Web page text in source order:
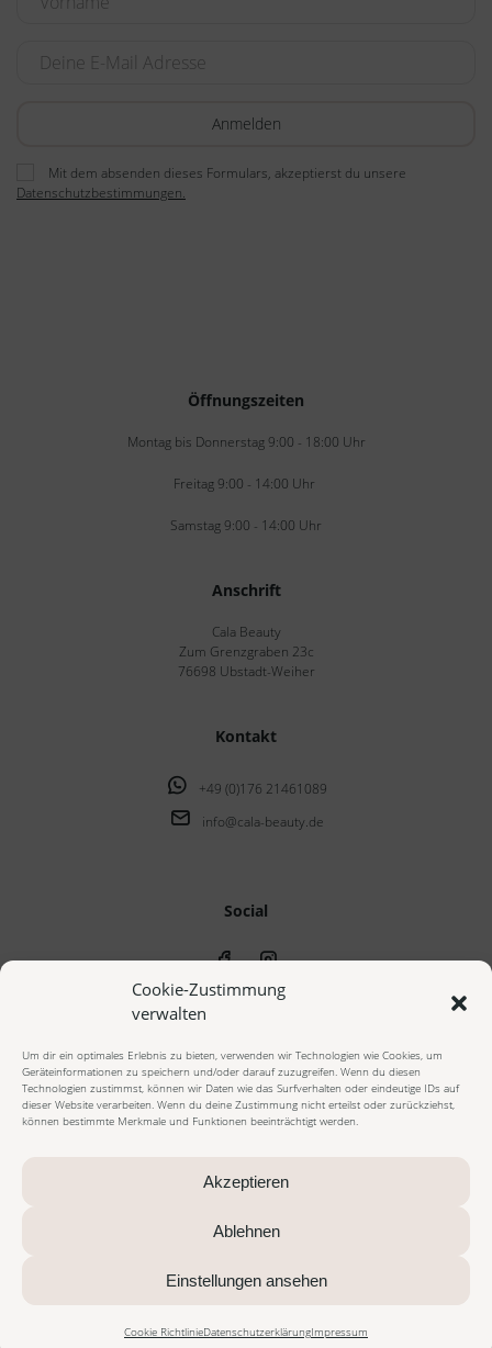
Cookie-Zustimmung
verwalten
Um dir ein optimales Erlebnis zu bieten, verwenden wir Technologien wie Cookies, um
Geräteinformationen zu speichern und/oder darauf zuzugreifen. Wenn du diesen
Technologien zustimmst, können wir Daten wie das Surfverhalten oder eindeutige IDs auf
dieser Website verarbeiten. Wenn du deine Zustimmung nicht erteilst oder zurückziehst,
können bestimmte Merkmale und Funktionen beeinträchtigt werden.
Akzeptieren
Ablehnen
Einstellungen ansehen
Cookie RichtlinieDatenschutzerklärungImpressum
Mit dem absenden dieses Formulars, akzeptierst du unsere
Datenschutzbestimmungen.
Öffnungszeiten
Montag bis Donnerstag 9:00 - 18:00 Uhr
Freitag 9:00 - 14:00 Uhr
Samstag 9:00 - 14:00 Uhr
Anschrift
Cala Beauty
Zum Grenzgraben 23c
76698 Ubstadt-Weiher
Kontakt
+49 (0)176 21461089
info@cala-beauty.de
Social
© 2023 cala beauty - Alle Rechte vorbehalten
Nachnahmegebühren, wenn nicht anders beschrieben